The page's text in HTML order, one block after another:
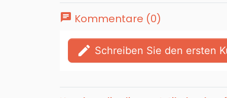
chat Kommentare (0)
edit Schreiben Sie den ersten